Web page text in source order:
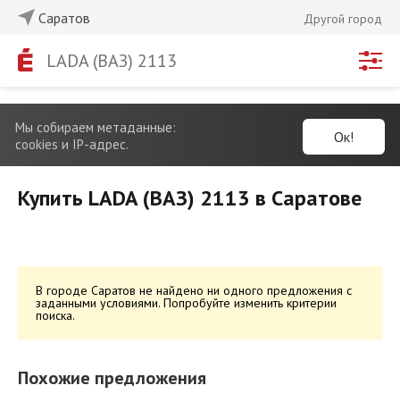
Саратов Другой город
LADA (ВАЗ) 2113
Мы собираем метаданные:
cookies и IP-адрес.
Ок!
Купить LADA (ВАЗ) 2113 в Саратове
В городе Саратов не найдено ни одного предложения с
заданными условиями. Попробуйте изменить критерии
поиска.
Похожие предложения